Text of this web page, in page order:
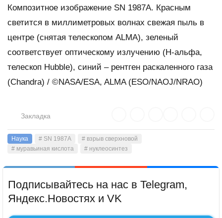
Композитное изображение SN 1987A. Красным
светится в миллиметровых волнах свежая пыль в
центре (снятая телескопом ALMA), зеленый
соответствует оптическому излучению (H-альфа,
телескоп Hubble), синий – рентген раскаленного газа
(Chandra) / ©NASA/ESA, ALMA (ESO/NAOJ/NRAO)
Закладка
Наука # SN 1987A
# взрыв сверхновой
# муравьиная кислота
# нуклеосинтез
Подписывайтесь на нас в Telegram,
Яндекс.Новостях и VK